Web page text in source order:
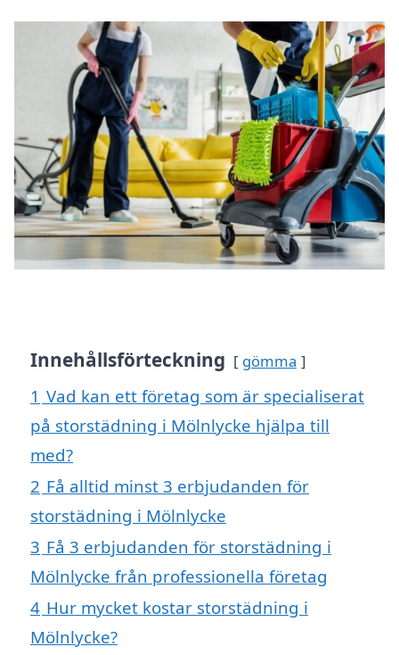
Innehållsförteckning gömma
1 Vad kan ett företag som är specialiserat
på storstädning i Mölnlycke hjälpa till
med?
2 Få alltid minst 3 erbjudanden för
storstädning i Mölnlycke
3 Få 3 erbjudanden för storstädning i
Mölnlycke från professionella företag
4 Hur mycket kostar storstädning i
Mölnlycke?